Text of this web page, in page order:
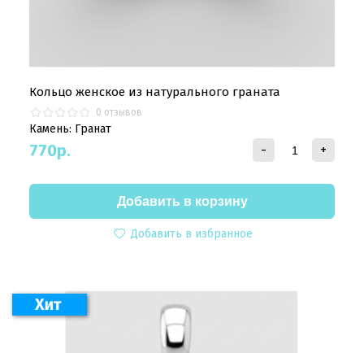
Кольцо женское из натурального граната
0 отзывов
Камень: Гранат
770р. - +
Добавить в избранное